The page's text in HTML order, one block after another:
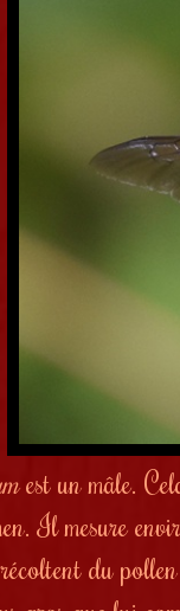
est un mâle.
Il mesure
du